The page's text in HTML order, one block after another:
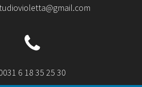
6 18 35 25 30